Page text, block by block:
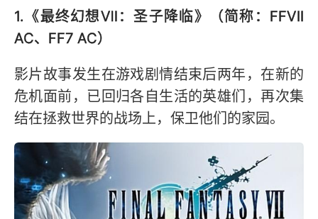
1.《最终幻想Ⅶ：圣子降临》（简称：FFVII
AC、FF7 AC）
影片故事发生在游戏剧情结束后两年，在新的
危机面前，已回归各自生活的英雄们，再次集
结在拯救世界的战场上，保卫他们的家园。